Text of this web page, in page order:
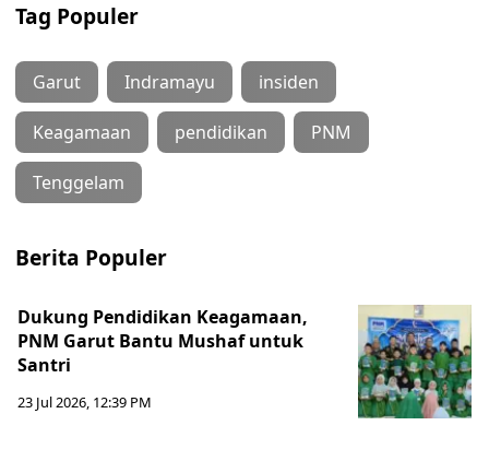
Tag Populer
Garut Indramayu insiden
Keagamaan pendidikan PNM
Tenggelam
Berita Populer
Dukung Pendidikan Keagamaan,
PNM Garut Bantu Mushaf untuk
Santri
23 Jul 2026, 12:39 PM